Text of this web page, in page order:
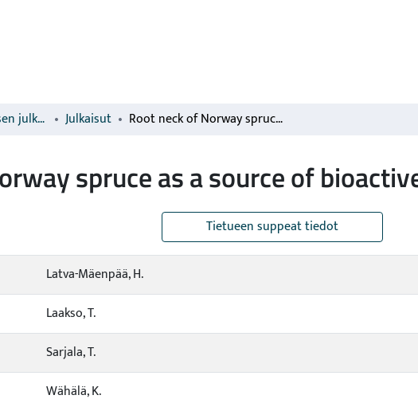
Luonnonvarakeskuksen julkaisut Julkaisut Root neck of Norway spruce as a source of bioactive lignans and stilbenes
spruce as a source of
Tietueen suppeat tiedot
Latva-Mäenpää, H.
Laakso, T.
Sarjala, T.
Wähälä, K.